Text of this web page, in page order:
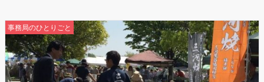
事務局のひとりごと